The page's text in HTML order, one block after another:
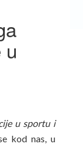
u
u sportu i
kod nas, u